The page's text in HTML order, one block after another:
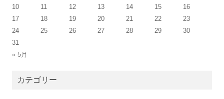
« 5月
10
11 12 13 14 15
16
17
18 19 20 21 22
23
24
25 26 27 28 29
30
31
カテゴリー